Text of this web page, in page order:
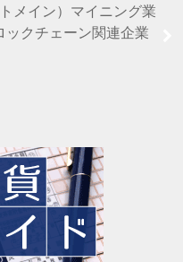
メイン）マイニング業
クチェーン関連企業